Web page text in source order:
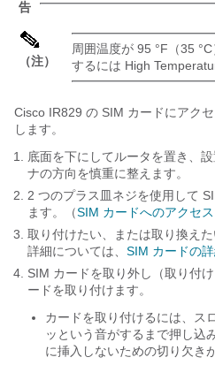
告
（注）
周囲温度が 95 °F（35
するには High
Cisco IR829 の SIM カードにアク
します。
底面を下にしてルータを置き、
ナの方向を慎重に整えます。
2 つのプラス皿ネジを使用して
ます。（SIM カードへのアクセス
取り付けたい、または取り換え
詳細については、 SIM カードの
SIM カードを取り外し（取り付
ードを取り付けます。
カードを取り付けるには、ス
ッという音がするまで押し込
に挿入しないための切り欠き